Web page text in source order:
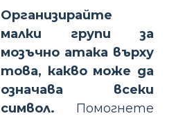
Организирайте
малки групи за
мозъчно атака върху
това, какво може да
означава всеки
символ. Помогнете